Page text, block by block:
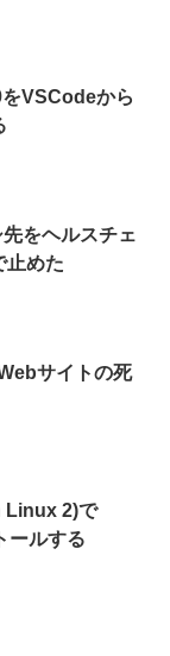
VSCodeから
をヘルスチェ
止めた
サイトの死
2)で
ールする